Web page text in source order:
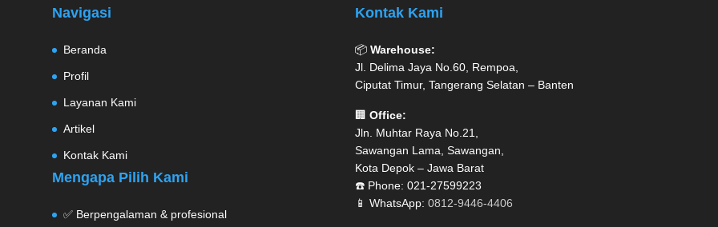
Navigasi
Beranda
Profil
Layanan Kami
Artikel
Kontak Kami
Mengapa Pilih Kami
✅ Berpengalaman & profesional
Kontak Kami
📦 Warehouse:
Jl. Delima Jaya No.60, Rempoa,
Ciputat Timur, Tangerang Selatan – Banten
🏢 Office:
Jln. Muhtar Raya No.21,
Sawangan Lama, Sawangan,
Kota Depok – Jawa Barat
☎️ Phone: 021-27599223
📱 WhatsApp: 0812-9446-4406